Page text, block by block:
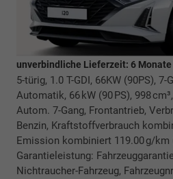
unverbindliche Lieferzeit: 6 Monate
5-türig, 1.0 T-GDI, 66KW (90PS), 7-
Automatik, 66 kW (90 PS), 998
Autom. 7-Gang, Frontantrieb,
Benzin, Kraftstoffverbrauch
Emission kombiniert 119.00 g/km
Garantieleistung:
Nichtraucher-Fahrzeug,